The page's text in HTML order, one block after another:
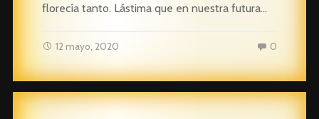
florecía tanto. Lástima que en nuestra futura…
12 mayo, 2020 0